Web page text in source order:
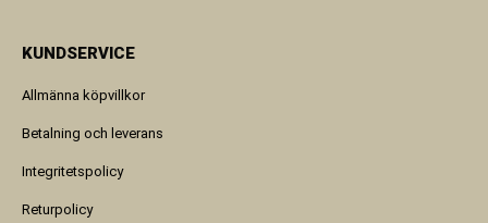
KUNDSERVICE
Allmänna köpvillkor
Betalning och leverans
Integritetspolicy
Returpolicy